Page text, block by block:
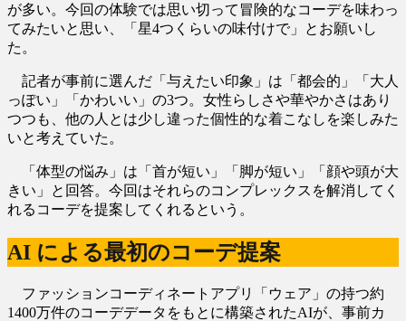
が多い。今回の体験では思い切って冒険的なコーデを味わっ
てみたいと思い、「星4つくらいの味付けで」とお願いし
た。
記者が事前に選んだ「与えたい印象」は「都会的」「大人
っぽい」「かわいい」の3つ。女性らしさや華やかさはあり
つつも、他の人とは少し違った個性的な着こなしを楽しみた
いと考えていた。
「体型の悩み」は「首が短い」「脚が短い」「顔や頭が大
きい」と回答。今回はそれらのコンプレックスを解消してく
れるコーデを提案してくれるという。
AI による最初のコーデ提案
ファッションコーディネートアプリ「ウェア」の持つ約
1400万件のコーデデータをもとに構築されたAIが、事前カ